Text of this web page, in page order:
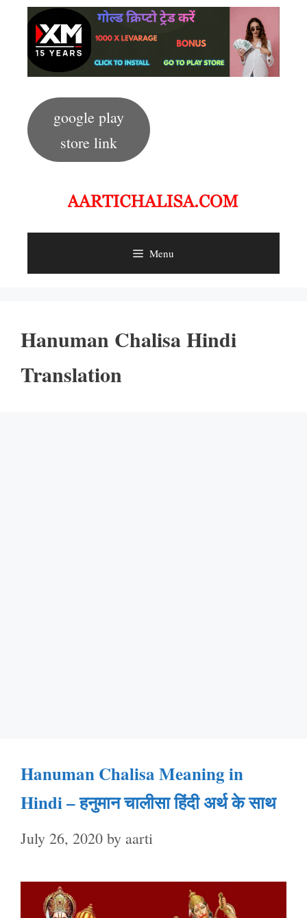
content
google play
store link
Menu
Hanuman Chalisa Hindi
Translation
Hanuman Chalisa Meaning in
Hindi – हनुमान चालीसा हिंदी अर्थ के साथ
July 26, 2020 by aarti